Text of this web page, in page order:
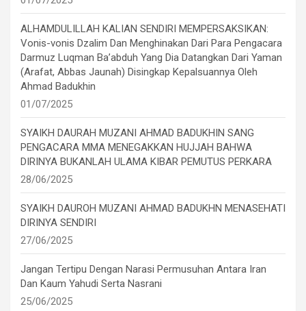
ALHAMDULILLAH KALIAN SENDIRI MEMPERSAKSIKAN:
Vonis-vonis Dzalim Dan Menghinakan Dari Para Pengacara
Darmuz Luqman Ba’abduh Yang Dia Datangkan Dari Yaman
(Arafat, Abbas Jaunah) Disingkap Kepalsuannya Oleh
Ahmad Badukhin
01/07/2025
SYAIKH DAURAH MUZANI AHMAD BADUKHIN SANG
PENGACARA MMA MENEGAKKAN HUJJAH BAHWA
DIRINYA BUKANLAH ULAMA KIBAR PEMUTUS PERKARA
28/06/2025
SYAIKH DAUROH MUZANI AHMAD BADUKHN MENASEHATI
DIRINYA SENDIRI
27/06/2025
Jangan Tertipu Dengan Narasi Permusuhan Antara Iran
Dan Kaum Yahudi Serta Nasrani
25/06/2025